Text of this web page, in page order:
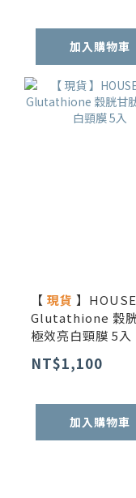
加入購物車
【 現貨 】
Glutathione 穀
極效亮白頸膜 5入
NT$1,100
加入購物車